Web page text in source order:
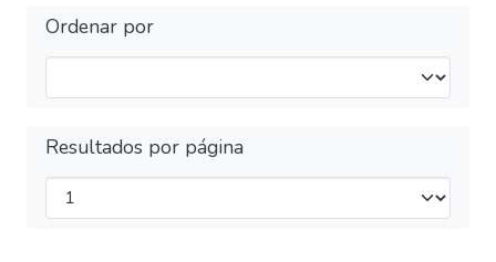
Ordenar por
Resultados por página